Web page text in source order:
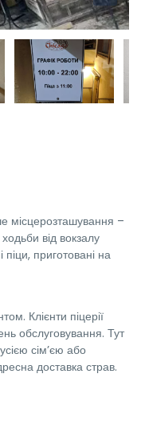
місцерозташування –
від вокзалу
приготовані на
Клієнти піцерії
обслуговування. Тут
сім’єю або
доставка страв.